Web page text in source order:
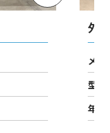
外
メー
型式
年式